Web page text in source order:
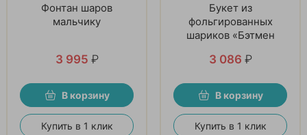
Фонтан шаров
мальчику
3 995 ₽
В корзину
Купить в 1 клик
Букет из
фольгированных
шариков «Бэтмен
3 086 ₽
В корзину
Купить в 1 клик